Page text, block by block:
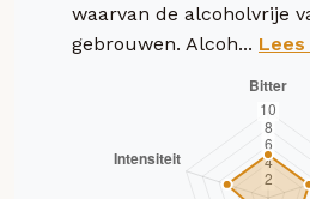
waarvan de alcoholvrije
gebrouwen. Alcoh...